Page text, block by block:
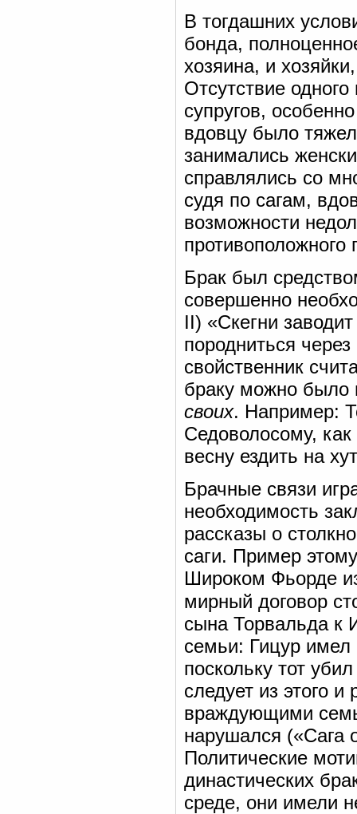
В тогдашних
бонда,
хозяина, и
Отсутствие
супругов,
вдовцу было
занимались
справлялись со
судя по сагам,
возможности
Брак был
совершенно
II) «Скегни
породниться
свойственник
браку можно было
своих. Например:
Седоволосому,
весну ездить на
Брачные связи
необходимость
рассказы о
саги. Пример
Широком Фьорде
мирный договор
сына Торвальда к
семьи: Гицур имел
поскольку тот
следует из этого
враждующими
нарушался («Сага
Политические
династических
среде, они имели